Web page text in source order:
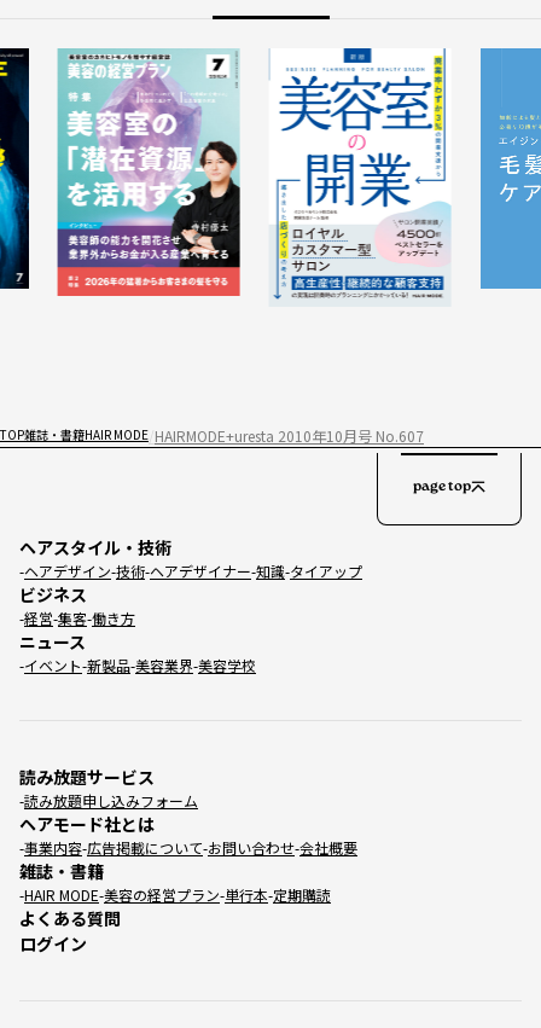
TOP雑誌・書籍HAIR MODE HAIRMODE+uresta 2010年10月号 No.607
ヘアスタイル・技術
ヘアデザイン 技術 ヘアデザイナー 知識 タイアップ
ビジネス
経営 集客 働き方
ニュース
イベント 新製品 美容業界 美容学校
読み放題サービス
読み放題申し込みフォーム
ヘアモード社とは
事業内容 広告掲載について お問い合わせ 会社概要
雑誌・書籍
HAIR MODE 美容の経営プラン 単行本 定期購読
よくある質問
ログイン
page top